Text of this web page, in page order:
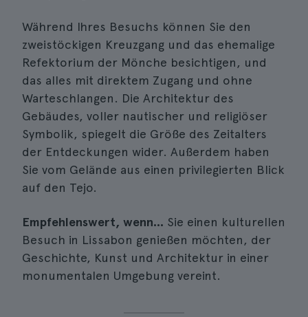
Während Ihres Besuchs können Sie den
zweistöckigen Kreuzgang und das ehemalige
Refektorium der Mönche besichtigen, und
das alles mit direktem Zugang und ohne
Warteschlangen. Die Architektur des
Gebäudes, voller nautischer und religiöser
Symbolik, spiegelt die Größe des Zeitalters
der Entdeckungen wider. Außerdem haben
Sie vom Gelände aus einen privilegierten Blick
auf den Tejo.
Empfehlenswert, wenn... Sie einen kulturellen
Besuch in Lissabon genießen möchten, der
Geschichte, Kunst und Architektur in einer
monumentalen Umgebung vereint.